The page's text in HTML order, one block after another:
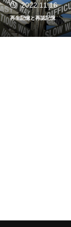
2022.11.16
再生記憶と再認記憶